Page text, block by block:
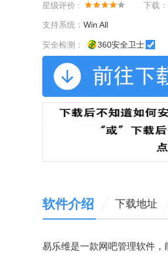
星级评价 : 下载：
支持系统： Win All
安全检测： 360安全卫士
软件介绍 下载地址
易乐维是一款网吧管理软件